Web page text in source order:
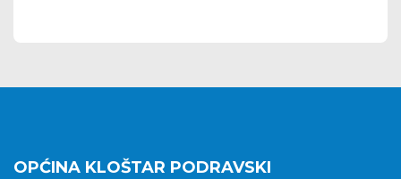
OPĆINA KLOŠTAR PODRAVSKI